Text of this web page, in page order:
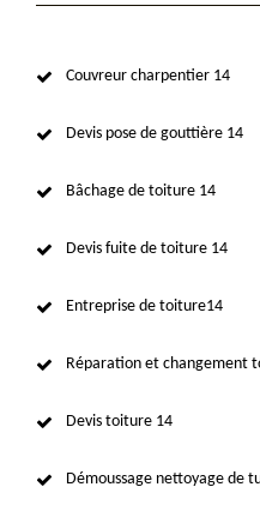
Couvreur charpentier 14
Devis pose de gouttière 14
Bâchage de toiture 14
Devis fuite de toiture 14
Entreprise de toiture14
Réparation et changement
Devis toiture 14
Démoussage nettoyage de